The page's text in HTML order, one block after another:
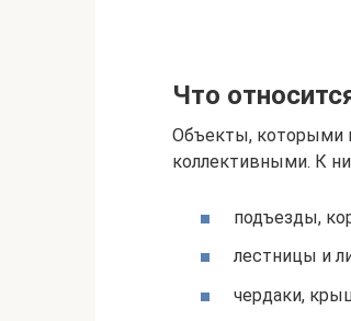
Что
Объекты, которыми
коллективными. К
подъезды,
лестницы и
чердаки,